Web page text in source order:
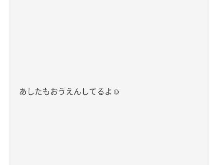
あしたもおうえんしてるよ☺︎